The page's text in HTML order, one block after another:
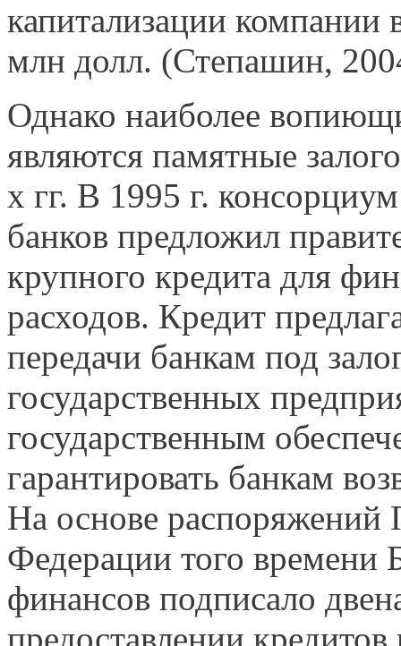
капитализации компании
млн долл. (Степашин,
Однако наиболее
являются памятные
х гг. В 1995 г.
банков предложил
крупного кредита для
расходов. Кредит
передачи банкам под
государственных
государственным
гарантировать банкам
На основе распоряжений
Федерации того времени
финансов подписало
предоставлении